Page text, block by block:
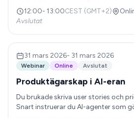
och finans: från automatiserad
fakturahantering till prognoser och
demo, delar verkliga exempel och
kan ställa dina frågor direkt till
12:00- 13:00CEST (GMT+2)
Avslutat
31 mars 2026- 31 mars 2026
Webinar Online Avslutat
Produktägarskap i AI-eran
Du brukade skriva user stories och
Snart instruerar du AI-agenter som